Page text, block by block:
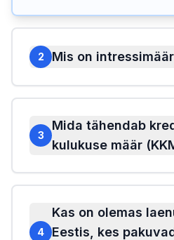
2 Mis on
3
Mida tähendab
kulukuse määr
4
Kas on olemas
Eestis, kes